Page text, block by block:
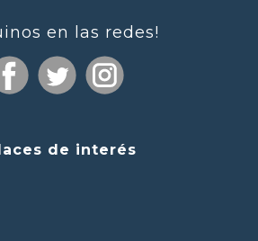
en las redes!
de interés